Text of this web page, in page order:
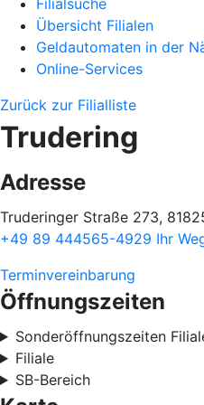
Filialsuche
Übersicht Filialen
Geldautomaten in der
Online-Services
Zurück zur Filialliste
Trudering
Adresse
Truderinger Straße 273,
+49 89 444565-4929 Ihr
Terminvereinbarung
Öffnungszeiten
Sonderöffnungszeiten
Filiale
SB-Bereich